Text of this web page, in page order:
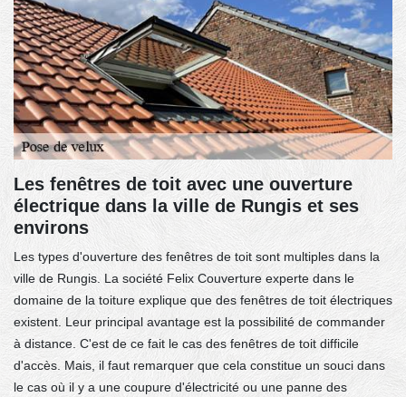
Les fenêtres de toit avec une ouverture
électrique dans la ville de Rungis et ses
environs
Les types d'ouverture des fenêtres de toit sont multiples dans la
ville de Rungis. La société Felix Couverture experte dans le
domaine de la toiture explique que des fenêtres de toit électriques
existent. Leur principal avantage est la possibilité de commander
à distance. C'est de ce fait le cas des fenêtres de toit difficile
d'accès. Mais, il faut remarquer que cela constitue un souci dans
le cas où il y a une coupure d'électricité ou une panne des